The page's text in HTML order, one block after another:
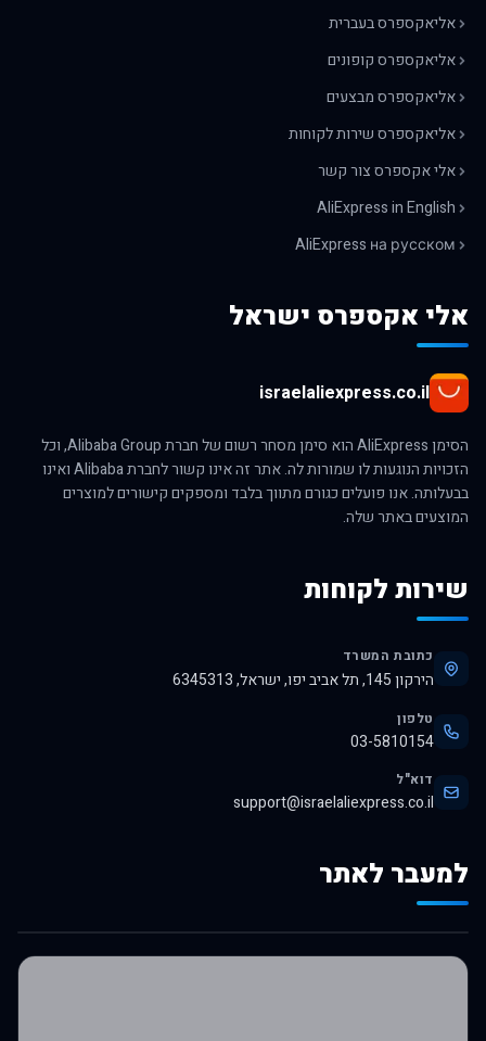
אליאקספרס בעברית
אליאקספרס קופונים
אליאקספרס מבצעים
אליאקספרס שירות לקוחות
אלי אקספרס צור קשר
AliExpress in English
AliExpress на русском
אלי אקספרס ישראל
israelaliexpress.co.il
הסימן AliExpress הוא סימן מסחר רשום של חברת Alibaba Group, וכל
הזכויות הנוגעות לו שמורות לה. אתר זה אינו קשור לחברת Alibaba ואינו
בבעלותה. אנו פועלים כגורם מתווך בלבד ומספקים קישורים למוצרים
המוצעים באתר שלה.
שירות לקוחות
כתובת המשרד
הירקון 145, תל אביב יפו, ישראל, 6345313
טלפון
03-5810154
דוא"ל
support@israelaliexpress.co.il
למעבר לאתר
לרכישה באלי אקספרס